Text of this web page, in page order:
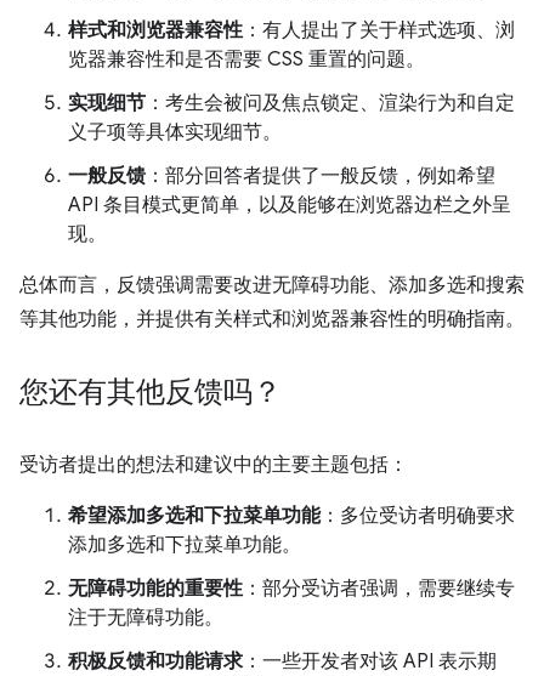
样式和浏览器兼容性 ：有人提出了关于样式选项、浏
览器兼容性和是否需要 CSS 重置的问题。
实现细节 ：考生会被问及焦点锁定、渲染行为和自定
义子项等具体实现细节。
一般反馈 ：部分回答者提供了一般反馈，例如希望
API 条目模式更简单，以及能够在浏览器边栏之外呈
现。
总体而言，反馈强调需要改进无障碍功能、添加多选和搜索
等其他功能，并提供有关样式和浏览器兼容性的明确指南。
您还有其他反馈吗？
受访者提出的想法和建议中的主要主题包括：
希望添加多选和下拉菜单功能：多位受访者明确要求
添加多选和下拉菜单功能。
无障碍功能的重要性 ：部分受访者强调，需要继续专
注于无障碍功能。
积极反馈和功能请求 ：一些开发者对该 API 表示期